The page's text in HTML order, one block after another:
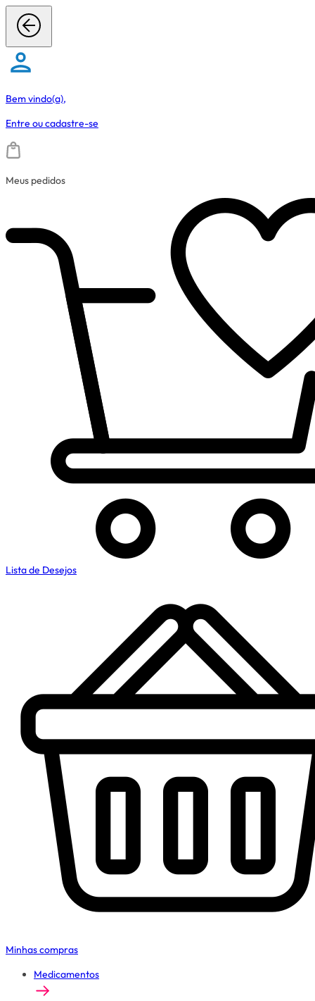
Bem vindo(a),
Entre oucadastre-se
Meus pedidos
Lista de Desejos
Minhas compras
Medicamentos